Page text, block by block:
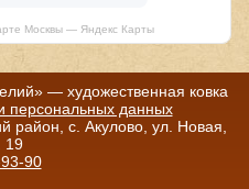
Москвы — Яндекс Карты
— художественная ковка
персональных данных
район, с. Акулово, ул. Новая,
19
90